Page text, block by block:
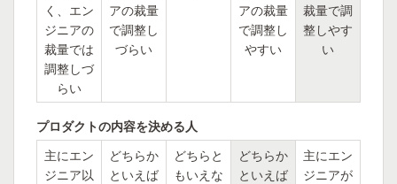
く、エン
ジニアの
裁量では
調整しづ
らい
アの裁量
で調整し
づらい
アの裁量
で調整し
やすい
裁量で調
整しやす
い
プロダクトの内容を決める人
主にエン
ジニア以
どちらか
といえば
どちらと
もいえな
どちらか
といえば
主にエン
ジニアが